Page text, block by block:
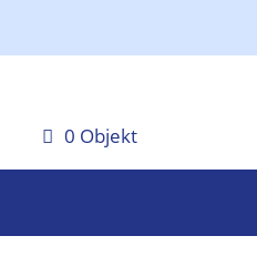
0 Objekt